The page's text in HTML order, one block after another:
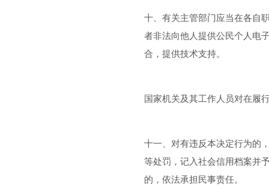
十、有关主管部门应当在各自
者非法向他人提供公民个人电
合，提供技术支持。
国家机关及其工作人员对在履
十一、对有违反本决定行为的
等处罚，记入社会信用档案并
的，依法承担民事责任。